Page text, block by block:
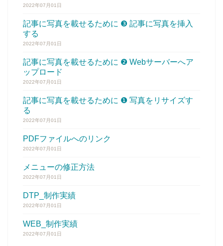
2022年07月01日
記事に写真を載せるために ❸ 記事に写真を挿入
する
2022年07月01日
記事に写真を載せるために ❷ Webサーバーへア
ップロード
2022年07月01日
記事に写真を載せるために ❶ 写真をリサイズす
る
2022年07月01日
PDFファイルへのリンク
2022年07月01日
メニューの修正方法
2022年07月01日
DTP_制作実績
2022年07月01日
WEB_制作実績
2022年07月01日